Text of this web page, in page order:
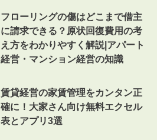
フローリングの傷はどこまで借主
に請求できる？原状回復費用の考
え方をわかりやすく解説|アパート
経営・マンション経営の知識
賃貸経営の家賃管理をカンタン正
確に！大家さん向け無料エクセル
表とアプリ3選